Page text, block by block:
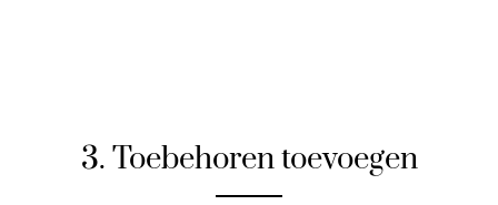
3. Toebehoren toevoegen